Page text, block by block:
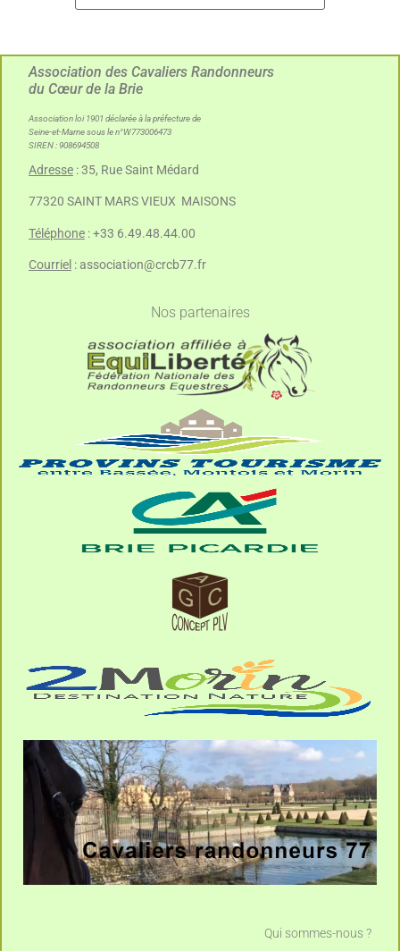
Association des Cavaliers Randonneurs
du Cœur de la Brie
Association loi 1901 déclarée à la préfecture de
Seine-et-Marne sous le n°W773006473
SIREN : 908694508
Adresse : 35, Rue Saint Médard
77320 SAINT MARS VIEUX MAISONS
Téléphone : +33 6.49.48.44.00
Courriel :association@crcb77.fr
Nos partenaires
Qui sommes-nous ?